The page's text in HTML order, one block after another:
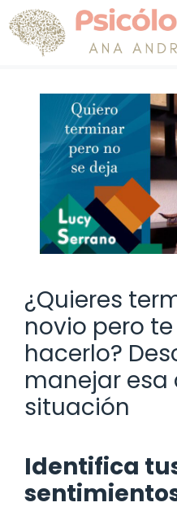
Saltar
al
contenido
¿Quieres
novio pero
hacerlo?
manejar esa
situación
Identifica